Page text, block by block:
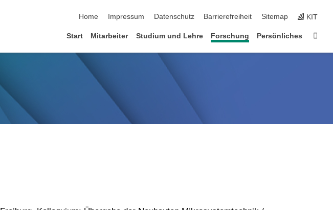
Home Impressum Datenschutz Barrierefreiheit Sitemap KIT
Start Mitarbeiter Studium und Lehre Forschung Persönliches